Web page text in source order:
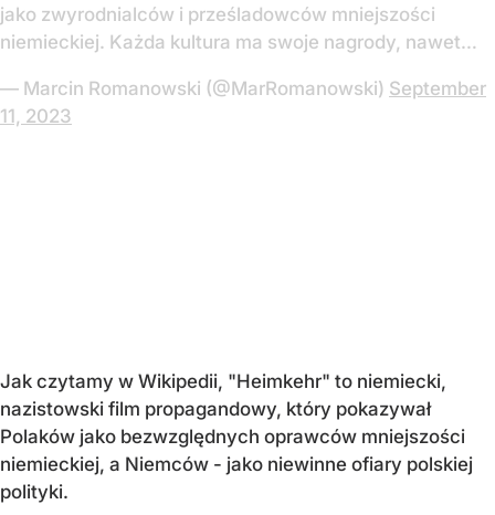
jako zwyrodnialców i prześladowców mniejszości
niemieckiej. Każda kultura ma swoje nagrody, nawet…
— Marcin Romanowski (@MarRomanowski) September
11, 2023
Jak czytamy w Wikipedii, "Heimkehr" to niemiecki,
nazistowski film propagandowy, który pokazywał
Polaków jako bezwzględnych oprawców mniejszości
niemieckiej, a Niemców - jako niewinne ofiary polskiej
polityki.